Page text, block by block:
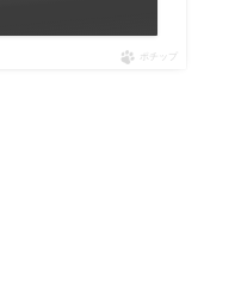
ポチップ